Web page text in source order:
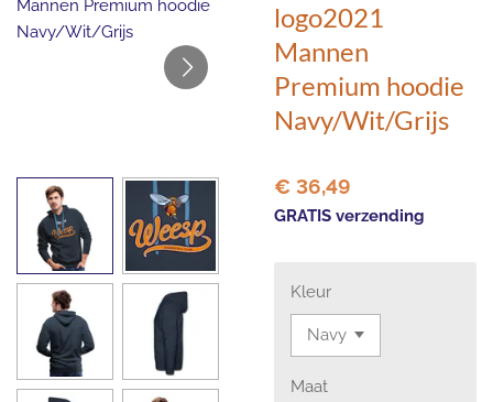
logo2021
Mannen
Premium hoodie
Navy/Wit/Grijs
€ 36,49
GRATIS verzending
Kleur
Maat